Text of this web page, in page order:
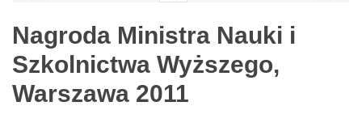
Nagroda Ministra Nauki i
Szkolnictwa Wyższego,
Warszawa 2011